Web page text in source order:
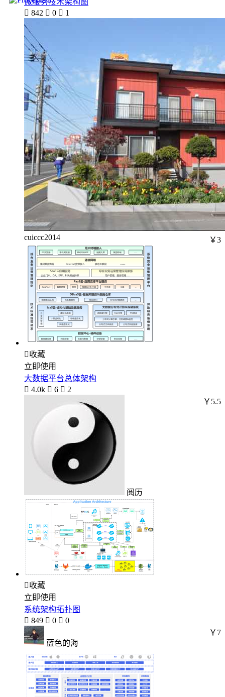
微服务技术架构图
 842  0  1
cuiccc2014 ￥3
收藏
立即使用
大数据平台总体架构
 4.0k  6  2
阅历
￥5.5
收藏
立即使用
系统架构拓扑图
 849  0  0
蓝色的海
￥7